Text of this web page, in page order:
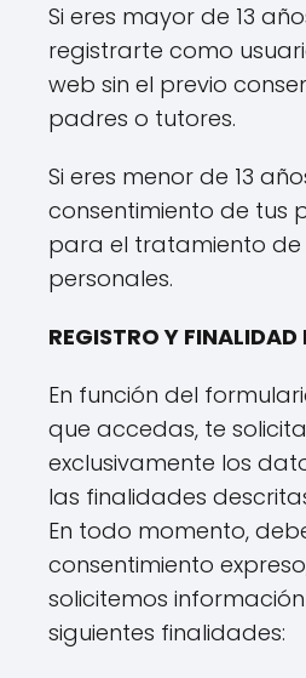
Si eres mayor de 13
registrarte como
web sin el previo
padres o tutores.
Si eres menor de 13
consentimiento de tus
para el tratamiento
personales.
REGISTRO Y FINALIDAD
En función del
que accedas, te
exclusivamente los
las finalidades
En todo momento,
consentimiento
solicitemos
siguientes finalidades: